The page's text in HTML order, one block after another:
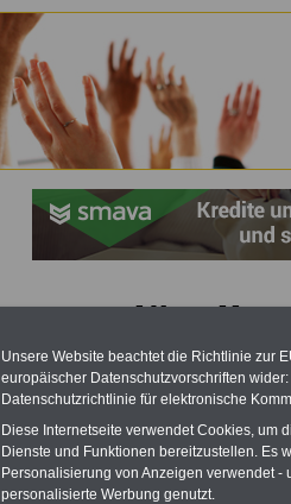
und
Unsere Website beachtet die Richtlinie zur
europäischer Datenschutzvorschriften
Datenschutzrichtlinie für elektronische
Diese Internetseite verwendet Cookies, um
Dienste und Funktionen bereitzustellen. Es
Personalisierung von Anzeigen verwendet
personalisierte Werbung genutzt.